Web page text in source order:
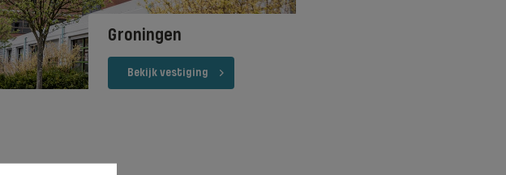
Groningen
Bekijk vestiging